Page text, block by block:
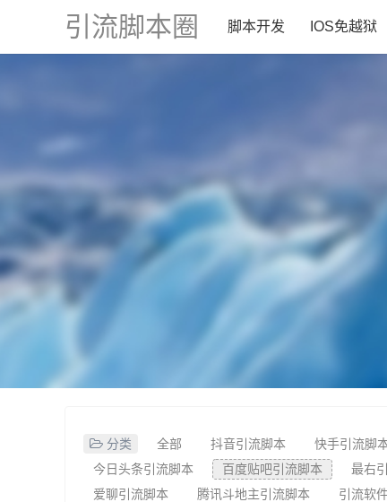
引流脚本圈 脚本开发 IOS免越狱
分类 全部 抖音引流脚本 快手引流脚
今日头条引流脚本
百度贴吧引流脚本 最右
爱聊引流脚本
腾讯斗地主引流脚本 引流软